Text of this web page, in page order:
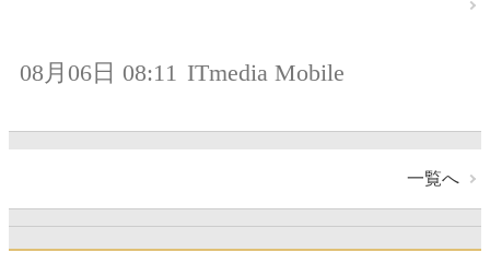
08月06日 08:11 ITmedia Mobile
一覧へ